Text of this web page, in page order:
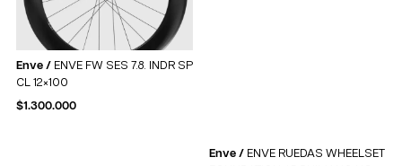
Enve / ENVE FW SES 7.8. INDR SP
CL 12×100
$1.300.000
Enve / ENVE RUEDAS WHEELSET